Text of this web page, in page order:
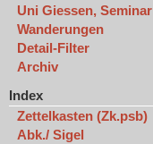
Uni Giessen, Seminar
Wanderungen
Detail-Filter
Archiv
Index
Zettelkasten (Zk.psb)
Abk./ Sigel